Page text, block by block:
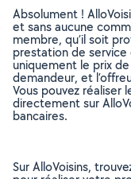
Absolument !
et sans aucune
membre, qu’il soit
prestation de service
uniquement le prix
demandeur, et
Vous pouvez réaliser
directement sur
bancaires.
Sur AlloVoisins,